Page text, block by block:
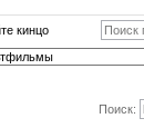
кинцо
Поиск: